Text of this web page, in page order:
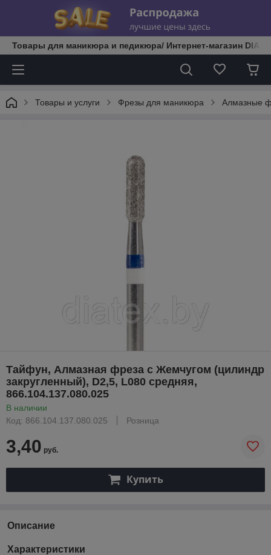
Товары для маникюра и педикюра/ Интернет-магазин
Товары и услуги Фрезы для маникюра Алмазные
Тайфун, Алмазная фреза с Жемчугом (цилиндр
закругленный), D2,5, L080 средняя,
866.104.137.080.025
В наличии
Код: 866.104.137.080.025
Розница
3,40 руб.
Купить
Описание
Характеристики